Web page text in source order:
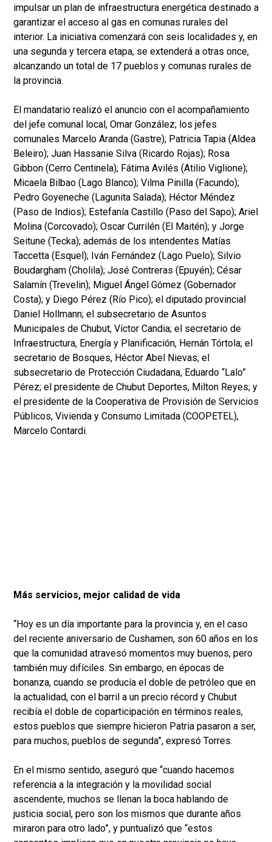
impulsar un plan de infraestructura energética destinado a
garantizar el acceso al gas en comunas rurales del
interior. La iniciativa comenzará con seis localidades y, en
una segunda y tercera etapa, se extenderá a otras once,
alcanzando un total de 17 pueblos y comunas rurales de
la provincia.
El mandatario realizó el anuncio con el acompañamiento
del jefe comunal local, Omar González; los jefes
comunales Marcelo Aranda (Gastre); Patricia Tapia (Aldea
Beleiro); Juan Hassanie Silva (Ricardo Rojas); Rosa
Gibbon (Cerro Centinela); Fátima Avilés (Atilio Viglione);
Micaela Bilbao (Lago Blanco); Vilma Pinilla (Facundo);
Pedro Goyeneche (Lagunita Salada); Héctor Méndez
(Paso de Indios); Estefanía Castillo (Paso del Sapo); Ariel
Molina (Corcovado); Oscar Currilén (El Maitén); y Jorge
Seitune (Tecka); además de los intendentes Matías
Taccetta (Esquel); Iván Fernández (Lago Puelo); Silvio
Boudargham (Cholila); José Contreras (Epuyén); César
Salamín (Trevelin); Miguel Ángel Gómez (Gobernador
Costa); y Diego Pérez (Río Pico); el diputado provincial
Daniel Hollmann; el subsecretario de Asuntos
Municipales de Chubut, Víctor Candia; el secretario de
Infraestructura, Energía y Planificación, Hernán Tórtola; el
secretario de Bosques, Héctor Abel Nievas; el
subsecretario de Protección Ciudadana, Eduardo “Lalo”
Pérez; el presidente de Chubut Deportes, Milton Reyes; y
el presidente de la Cooperativa de Provisión de Servicios
Públicos, Vivienda y Consumo Limitada (COOPETEL),
Marcelo Contardi.
Más servicios, mejor calidad de vida
“Hoy es un día importante para la provincia y, en el caso
del reciente aniversario de Cushamen, son 60 años en los
que la comunidad atravesó momentos muy buenos, pero
también muy difíciles. Sin embargo, en épocas de
bonanza, cuando se producía el doble de petróleo que en
la actualidad, con el barril a un precio récord y Chubut
recibía el doble de coparticipación en términos reales,
estos pueblos que siempre hicieron Patria pasaron a ser,
para muchos, pueblos de segunda”, expresó Torres.
En el mismo sentido, aseguró que “cuando hacemos
referencia a la integración y la movilidad social
ascendente, muchos se llenan la boca hablando de
justicia social, pero son los mismos que durante años
miraron para otro lado”, y puntualizó que “estos